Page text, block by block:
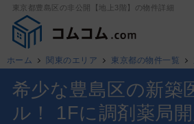
東京都豊島区の非公開【地上3階】の物件詳細
ホーム 関東のエリア 東京都の物件一覧
希少な豊島区の新築
ル！ 1Fに調剤薬局